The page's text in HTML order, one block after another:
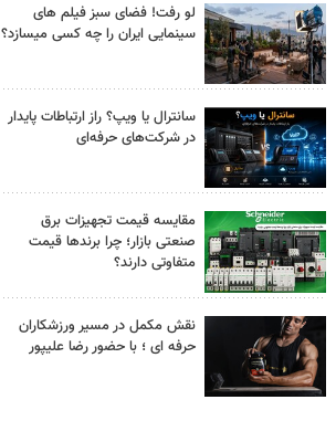
لو رفت! فضای سبز فیلم های
سینمایی ایران را چه کسی میسازد؟
سانترال یا ویپ؟ راز ارتباطات پایدار
در شرکت‌های حرفه‌ای
مقایسه قیمت تجهیزات برق
صنعتی بازار؛ چرا برندها قیمت
متفاوتی دارند؟
نقش مکمل در مسیر ورزشکاران
حرفه ای ؛ با حضور رضا علیپور